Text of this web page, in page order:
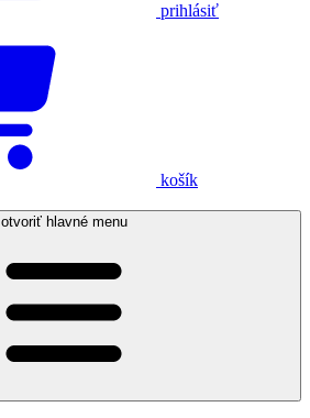
prihlásiť
košík
otvoriť hlavné menu